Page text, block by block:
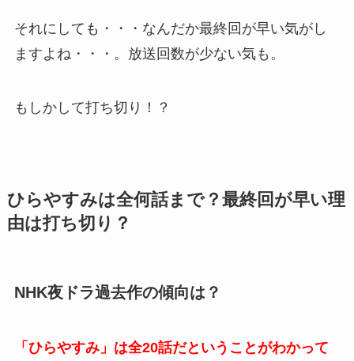
それにしても・・・なんだか最終回が早い気がし
ますよね・・・。放送回数が少ない気も。
もしかして打ち切り！？
ひらやすみは全何話まで？最終回が早い理
由は打ち切り？
NHK夜ドラ過去作の傾向は？
「ひらやすみ」は全20話だということがわかって